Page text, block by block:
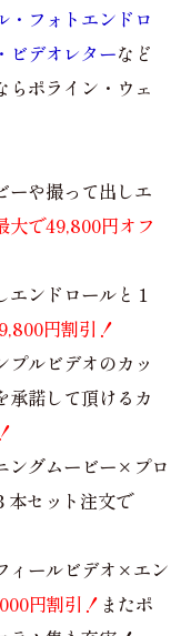
・フォトエンドロ
ビデオレターなど
らポライン・ウェ
ーや撮って出しエ
大で49,800円オフ
エンドロールと１
円割引！
プルビデオのカッ
承諾して頂けるカ
ングムービー×プロ
本セット注文で
ィールビデオ×エン
円割引！ またポ